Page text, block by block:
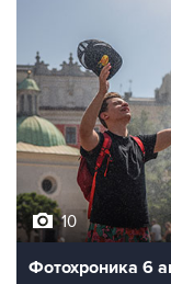
10
Фотохроника 6